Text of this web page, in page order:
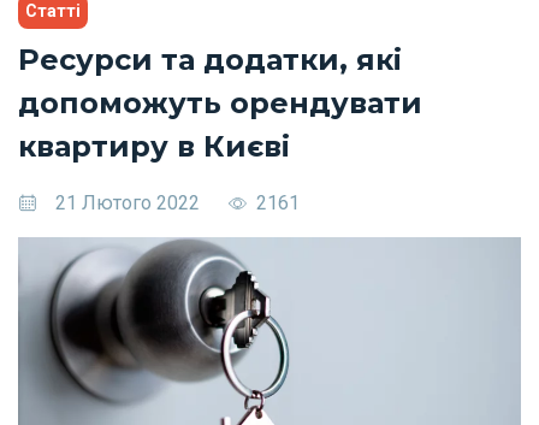
Статті
Ресурси та додатки, які
допоможуть орендувати
квартиру в Києві
21 Лютого 2022 2161